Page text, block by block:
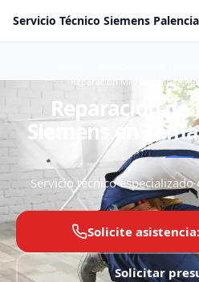
Servicio Técnico Siemens Palencia
Reparación Microondas
Reparación
Siemens en
Servicio técnico especializado
Solicite
Solicitar